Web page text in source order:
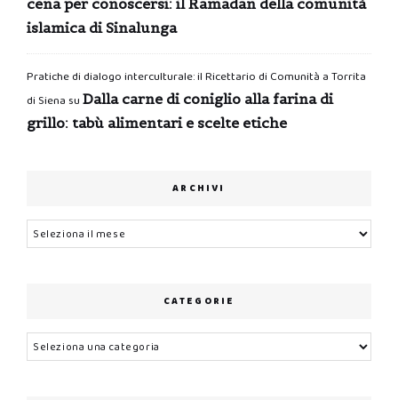
cena per conoscersi: il Ramadan della comunità
islamica di Sinalunga
Pratiche di dialogo interculturale: il Ricettario di Comunità a Torrita
di Siena su Dalla carne di coniglio alla farina di
grillo: tabù alimentari e scelte etiche
ARCHIVI
Archivi
CATEGORIE
Categorie